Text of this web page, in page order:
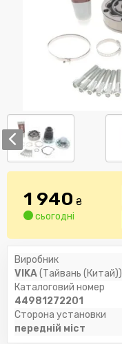
1 940 ₴
сьогодні
Виробник
VIKA(Тайвань (Китай))
Каталоговий номер
44981272201
Сторона установки
передній міст